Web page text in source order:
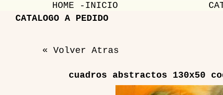
HOME -INICIO
CATALOGO A PEDIDO
« Volver Atras
cuadros abstractos 130x50